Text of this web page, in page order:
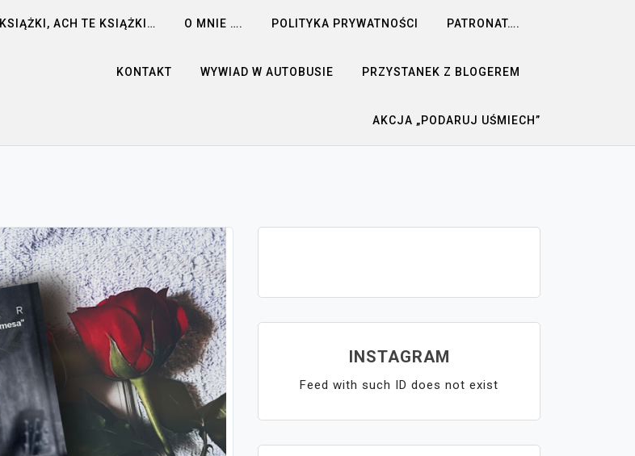
KSIĄŻKI, ACH TE KSIĄŻKI… O MNIE …. POLITYKA PRYWATNOŚCI PATRONAT….
KONTAKT WYWIAD W AUTOBUSIE PRZYSTANEK Z BLOGEREM
AKCJA „PODARUJ UŚMIECH”
INSTAGRAM
Feed with such ID does not exist